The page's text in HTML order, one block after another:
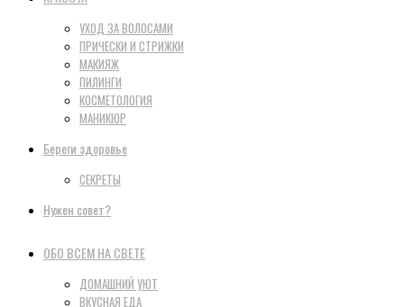
УХОД ЗА ВОЛОСАМИ
ПРИЧЕСКИ И СТРИЖКИ
МАКИЯЖ
ПИЛИНГИ
КОСМЕТОЛОГИЯ
МАНИКЮР
Береги здоровье
СЕКРЕТЫ
Нужен совет?
ОБО ВСЕМ НА СВЕТЕ
ДОМАШНИЙ УЮТ
ВКУСНАЯ ЕДА